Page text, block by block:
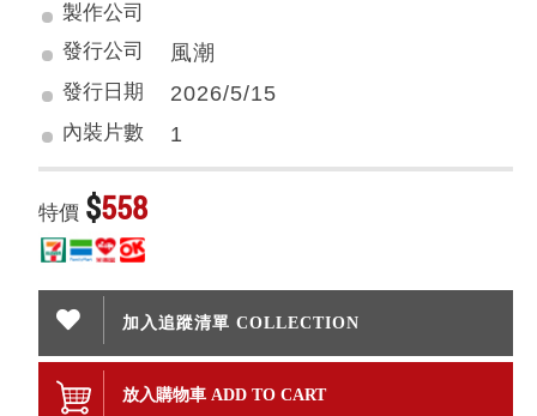
製作公司
發行公司
風潮
發行日期 2026/5/15
內裝片數 1
特價 $558
加入追蹤清單 COLLECTION
放入購物車 ADD TO CART